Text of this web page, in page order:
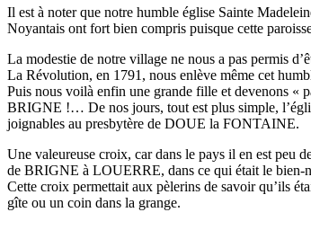
Il est à noter que notre humble église Sainte
Noyantais ont fort bien compris puisque cette
La modestie de notre village ne nous a pas permis
La Révolution, en 1791, nous enlève même cet
Puis nous voilà enfin une grande fille et devenons «
BRIGNE !… De nos jours, tout est plus simple,
joignables au presbytère de DOUE la FONTAINE.
Une valeureuse croix, car dans le pays il en est peu
de BRIGNE à LOUERRE, dans ce qui était le bien-
Cette croix permettait aux pèlerins de savoir qu’ils
gîte ou un coin dans la grange.